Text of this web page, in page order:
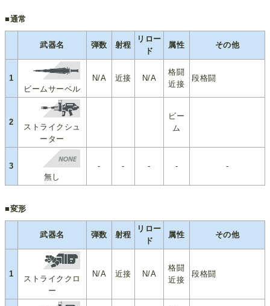
■通常
武器名 弾数 射程
リロー
ド
属性 その他
1
ビームサーベル
N/A 近接 N/A
格闘
近接
段格闘
2
ストライクシュ
ーター
ビー
ム
3
無し
- - - - -
■変形
武器名 弾数 射程
リロー
ド
属性 その他
1
ストライククロ
ー
N/A 近接 N/A
格闘
近接
段格闘